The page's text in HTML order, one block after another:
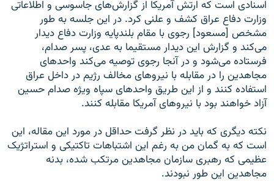
اسنادی است که ارتش آمریکا از گزارش‌های جاسوسی و اطلاعاتی
وزارت دفاع عراق کشف و علنی کرد. در این جلسه به طور
مشخص [مسعود] رجوی با مقام بلندپایه وزارت دفاع دیدار
می‌کند و گزارش این دیدار مستقیما به عدی، پسر صدام،
فرستاده می‌شود و در آنجا رجوی توصیه می‌کند واحدهای
مجاهدین را در مقابله با نیروهای مخالف رژیم در داخل عراق
استفاده کنند و از این طریق واحدهای سپاه ویژه صدام حسین
آزاد خواهند بود با نیروهای آمریکا مقابله کنند.
نکته دیگری که باید در نظر گرفت حداقل در مورد این مقاله، این
است که به گمان من به رغم این اشتباهات تاکتیکی و استراتژیک
عظیمی که رهبری سازمان مجاهدین مرتکب شده، بدنه
مجاهدین این طور نبودند.